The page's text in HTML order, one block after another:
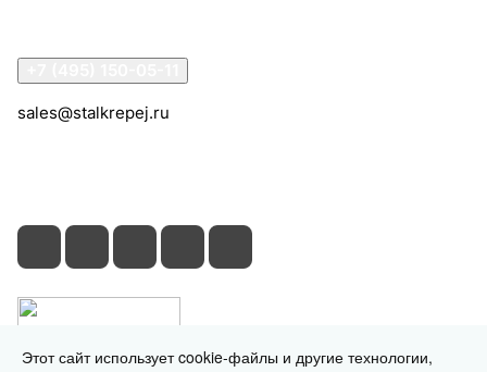
sales@stalkrepej.ru
Этот сайт использует cookie-файлы и другие технологии,